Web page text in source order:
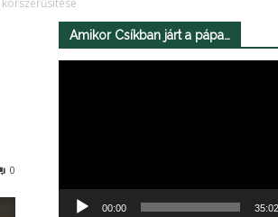
0
Amikor Csíkban járt a pápa…
00:00 35:02